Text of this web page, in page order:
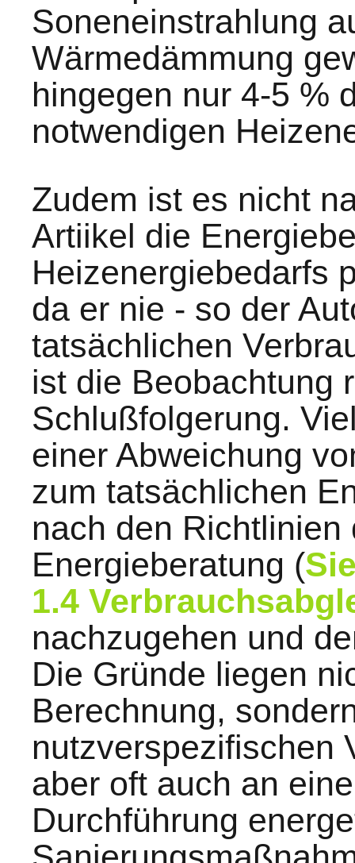
Soneneinstrahlung
Wärmedämmung
hingegen nur 4-5 %
notwendigen
Zudem ist es nicht
Artiikel die
Heizenergiebedarfs
da er nie - so der
tatsächlichen
ist die Beobachtung
Schlußfolgerung.
einer Abweichung
zum tatsächlichen
nach den
Energieberatung (
1.4
nachzugehen und
Die Gründe liegen
Berechnung,
nutzverspezifischen
aber oft auch an
Durchführung